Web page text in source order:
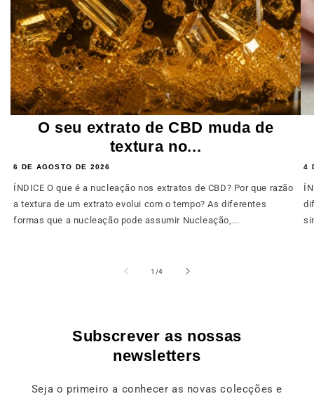
O seu extrato de CBD muda de
textura no...
6 DE AGOSTO DE 2026
ÍNDICE O que é a nucleação nos extratos de CBD? Por que razão
a textura de um extrato evolui com o tempo? As diferentes
formas que a nucleação pode assumir Nucleação,...
4
1 /de
4
Subscrever as nossas
newsletters
Seja o primeiro a conhecer as novas colecções e